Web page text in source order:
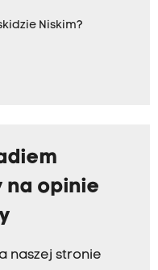
Niskim?
na opinie
naszej stronie